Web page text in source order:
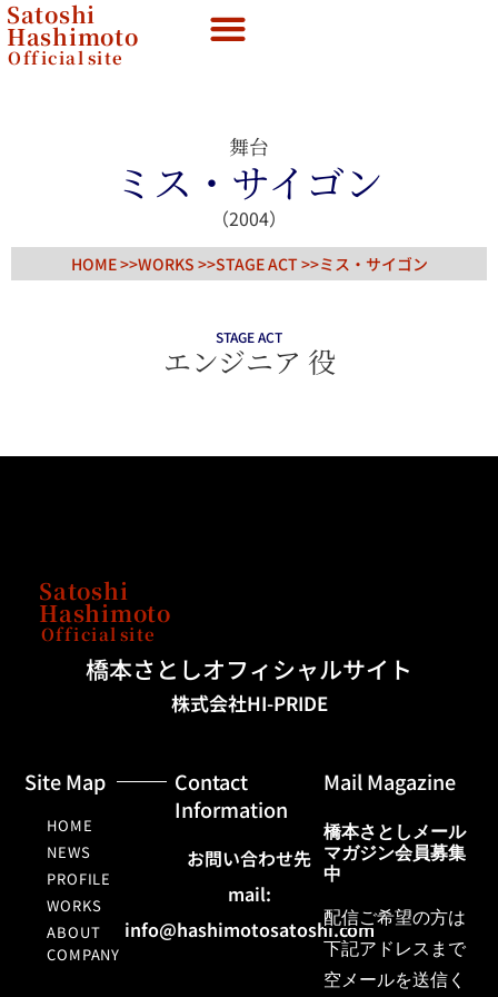
Satoshi
Hashimoto
Official site
舞台
ミス・サイゴン
（2004）
HOME >>WORKS >>STAGE ACT>>ミス・サイゴン
STAGE ACT
エンジニア 役
Satoshi
Hashimoto
Official site
橋本さとしオフィシャルサイト
株式会社HI-PRIDE
Site Map
HOME
NEWS
PROFILE
WORKS
ABOUT
COMPANY
Contact
Information
お問い合わせ先
mail:
info@hashimotosatoshi.com
Mail Magazine
橋本さとしメール
マガジン会員募集
中
配信ご希望の方は
下記アドレスまで
空メールを送信く